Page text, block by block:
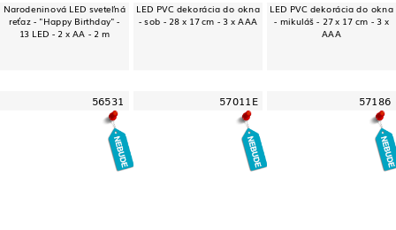
Narodeninová LED sveteľná
reťaz - "Happy Birthday" -
13 LED - 2 x AA - 2 m
LED PVC dekorácia do okna
- sob - 28 x 17 cm - 3 x AAA
LED PVC dekorácia do okna
- mikuláš - 27 x 17 cm - 3 x
AAA
56531 57011E 57186